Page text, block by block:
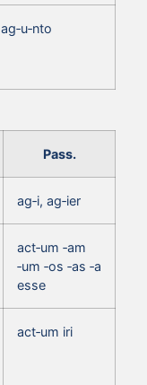
ag‑u‑nto
Pass.
ag‑i, ag‑ier
act‑um ‑am
‑um ‑os ‑as ‑a
esse
act‑um iri